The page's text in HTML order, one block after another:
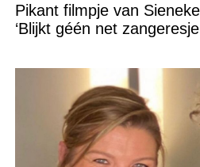
Pikant filmpje van
‘Blijkt géén net